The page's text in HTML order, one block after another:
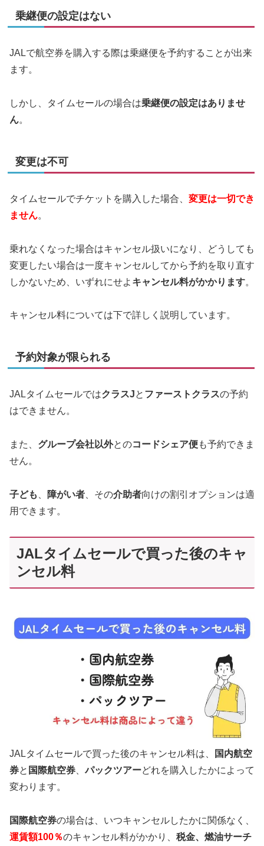
乗継便の設定はない
JALで航空券を購入する際は乗継便を予約することが出来
ます。
しかし、タイムセールの場合は乗継便の設定はありませ
ん。
変更は不可
タイムセールでチケットを購入した場合、 変更は一切でき
ません。
乗れなくなった場合はキャンセル扱いになり、どうしても
変更したい場合は一度キャンセルしてから予約を取り直す
しかないため、いずれにせよ キャンセル料がかかります。
キャンセル料については下で詳しく説明しています。
予約対象が限られる
JALタイムセールではクラスJと ファーストクラスの予約
はできません。
また、 グループ会社以外とのコードシェア便も予約できま
せん。
子ども 障がい者 、その介助者向けの割引オプションは適
用できます。
JALタイムセールで買った後のキャ
ンセル料
JALタイムセールで買った後のキャンセル料は、
国内航空
券と 国際航空券 、パックツアーどれを購入したかによって
変わります。
国際航空券の場合は、いつキャンセルしたかに関係なく、
運賃額100％のキャンセル料がかかり、 税金、燃油サーチ